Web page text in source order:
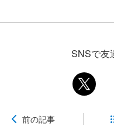
SNSで友
前の記事